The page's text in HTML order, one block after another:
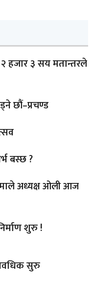
हजार ३ सय मतान्तरले
छौं–प्रचण्ड
बस्छ ?
अध्यक्ष ओली आज
शुरु !
सुरु